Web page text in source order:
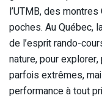
l’UTMB, des
poches. Au Québec,
de l’esprit rando-
nature, pour
parfois extrêmes,
performance à tout